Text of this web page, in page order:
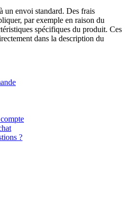
un envoi standard. Des frais
par exemple en raison du
spécifiques du produit. Ces
dans la description du
?